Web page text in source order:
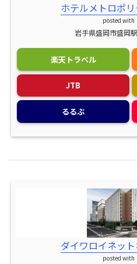
ホテルメトロポ
posted with
岩手県盛岡市盛岡
楽天トラベル
JTB
るるぶ
ダイワロイネッ
posted with